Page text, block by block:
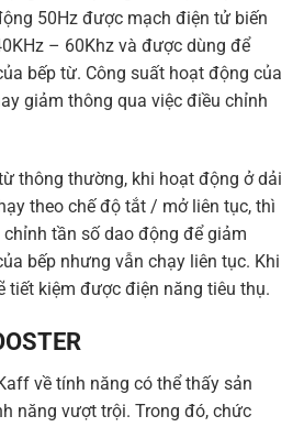
50Hz được mạch điện tử biến
– 60Khz và được dùng để
bếp từ. Công suất hoạt động của
giảm thông qua việc điều chỉnh
thông thường, khi hoạt động ở dải
theo chế độ tắt / mở liên tục, thì
chỉnh tần số dao động để giảm
bếp nhưng vẫn chạy liên tục. Khi
tiết kiệm được điện năng tiêu thụ.
về tính năng có thể thấy sản
năng vượt trội. Trong đó, chức